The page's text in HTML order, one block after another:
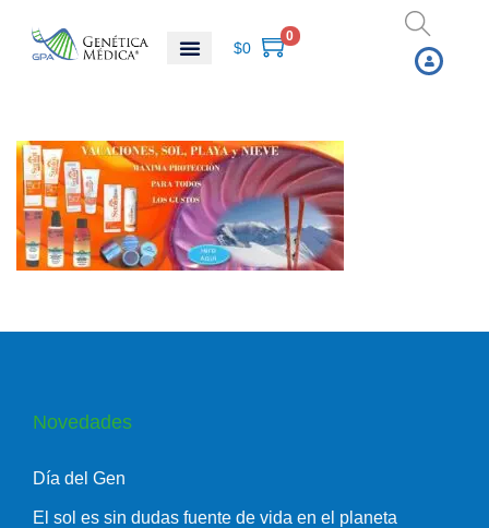
$0
0
Novedades
Día del Gen
El sol es sin dudas fuente de vida en el planeta